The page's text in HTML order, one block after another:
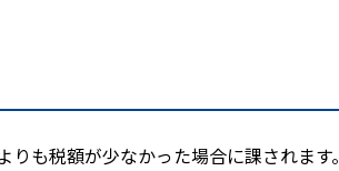
も税額が少なかった場合に課されます。